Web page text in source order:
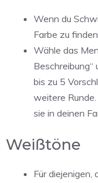
Wenn du
Farbe zu
Wähle das
bis zu 5
weitere
sie in deinen
Weißtöne
Für